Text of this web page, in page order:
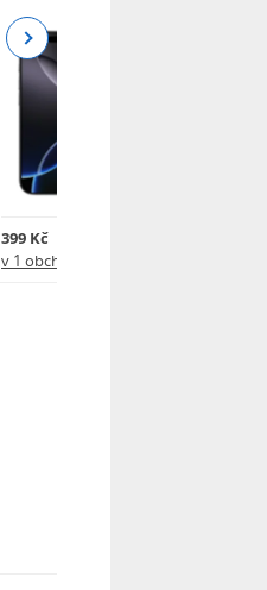
399 Kč
v 1 obchodě
Next